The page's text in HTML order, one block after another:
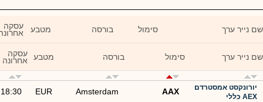
שם נייר ערך סימול בורסה מטבע עסקה
שם נייר ערך סימול בורסה מטבע עסקה
אחרונה
יורונקסט אמסטרדם
AEX כללי
AAX
Amsterdam
EUR
18:30